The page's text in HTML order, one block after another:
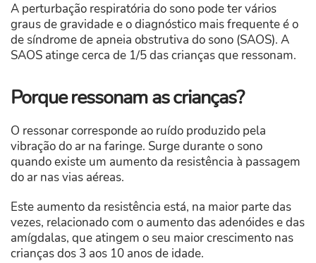
A perturbação respiratória do sono pode ter vários
graus de gravidade e o diagnóstico mais frequente é o
de síndrome de apneia obstrutiva do sono (SAOS). A
SAOS atinge cerca de 1/5 das crianças que ressonam.
Porque ressonam as crianças?
O ressonar corresponde ao ruído produzido pela
vibração do ar na faringe. Surge durante o sono
quando existe um aumento da resistência à passagem
do ar nas vias aéreas.
Este aumento da resistência está, na maior parte das
vezes, relacionado com o aumento das adenóides e das
amígdalas, que atingem o seu maior crescimento nas
crianças dos 3 aos 10 anos de idade.